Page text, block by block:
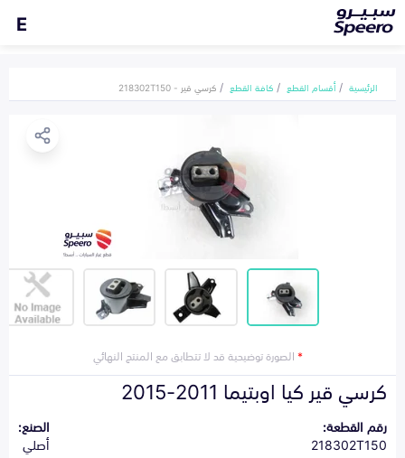
E
الرئيسية أقسام القطع كافة القطع كرسي قير - 218302T150
*الصورة توضيحية قد لا تتطابق مع المنتج النهائي
كرسي قير كيا اوبتيما 2011-2015
رقم القطعة:
218302T150
الصنع:
أصلي